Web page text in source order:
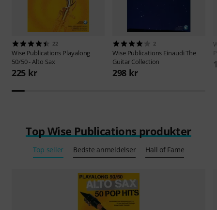
22
Wise Publications Playalong
50/50 - Alto Sax
225 kr
2
Wise Publications Einaudi The
Guitar Collection
298 kr
Top Wise Publications produkter
Top seller Bedste anmeldelser Hall of Fame